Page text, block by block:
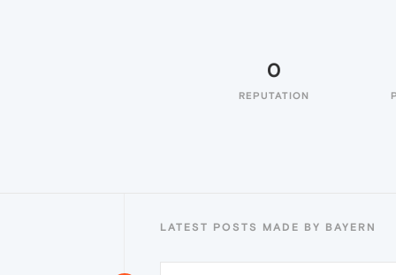
0
REPUTATION
LATEST POSTS MADE BY BAYERN